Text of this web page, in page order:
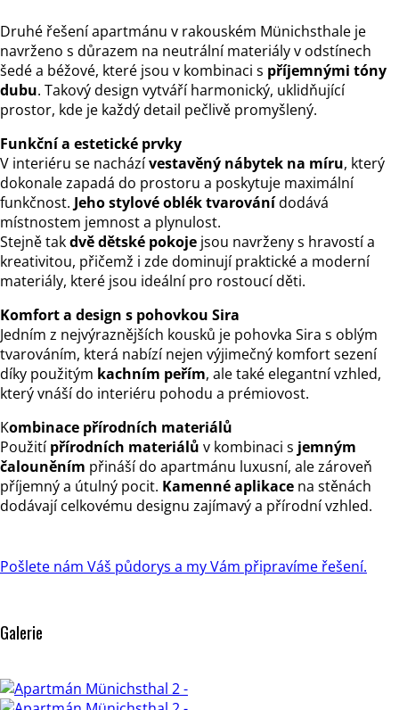
Druhé řešení apartmánu v rakouském Münichsthale je
navrženo s důrazem na neutrální materiály v odstínech
šedé a béžové, které jsou v kombinaci s příjemnými tóny
dubu. Takový design vytváří harmonický, uklidňující
prostor, kde je každý detail pečlivě promyšlený.
Funkční a estetické prvky
V interiéru se nacházívestavěný nábytek na míru, který
dokonale zapadá do prostoru a poskytuje maximální
funkčnost. Jeho stylové oblék tvarovánídodává
místnostem jemnost a plynulost.
Stejně takdvě dětské pokoje jsou navrženy s hravostí a
kreativitou, přičemž i zde dominují praktické a moderní
materiály, které jsou ideální pro rostoucí děti.
Komfort a design s pohovkou Sira
Jedním z nejvýraznějších kousků je pohovka Sira s oblým
tvarováním, která nabízí nejen výjimečný komfort sezení
díky použitým kachním peřím, ale také elegantní vzhled,
který vnáší do interiéru pohodu a prémiovost.
Kombinace přírodních materiálů
Použitípřírodních materiálů v kombinaci s jemným
čalouněním přináší do apartmánu luxusní, ale zároveň
příjemný a útulný pocit. Kamenné aplikace na stěnách
dodávají celkovému designu zajímavý a přírodní vzhled.
Pošlete nám Váš půdorys a my Vám připravíme řešení.
Galerie